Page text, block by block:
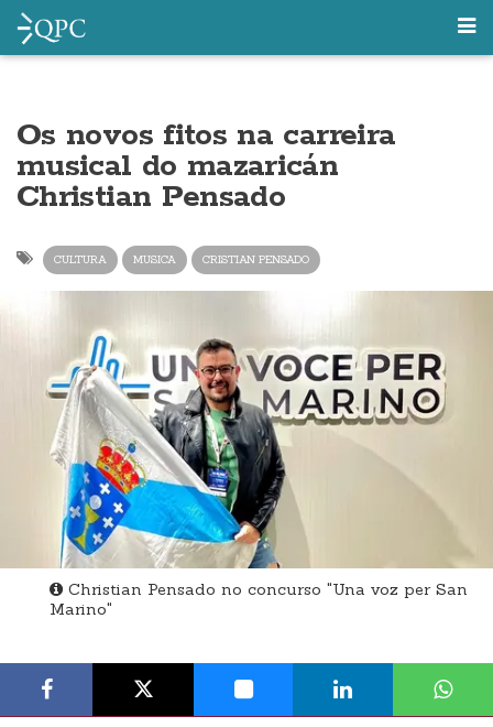
Os novos fitos na carreira
musical do mazaricán
Christian Pensado
CULTURA MUSICA CRISTIAN PENSADO
Christian Pensado no concurso "Una voz per San
Marino"